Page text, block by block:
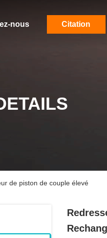
nous Citation
de piston de couple élevé